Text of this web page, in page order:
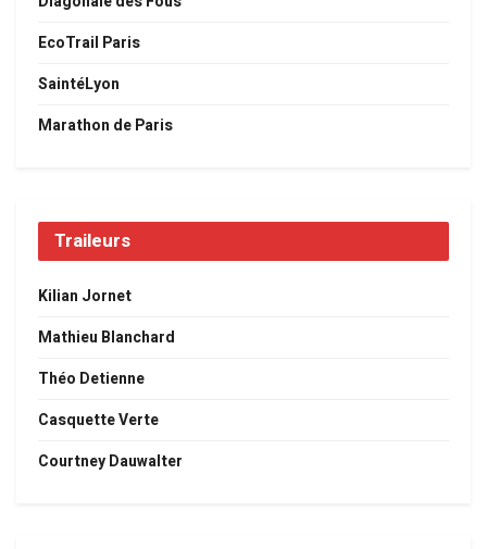
EcoTrail Paris
SaintéLyon
Marathon de Paris
Traileurs
Kilian Jornet
Mathieu Blanchard
Théo Detienne
Casquette Verte
Courtney Dauwalter